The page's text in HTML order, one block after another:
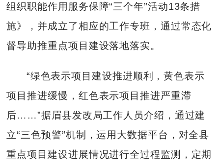
组织职能作用服务保障“三个年”活动13条措
施》，并成立了相应的工作专班，通过常态化
督导助推重点项目建设落地落实。
“绿色表示项目建设推进顺利，黄色表示
项目推进缓慢，红色表示项目推进严重滞
后……”据眉县发改局工作人员介绍，通过建
立“三色预警”机制，运用大数据平台，对全县
重点项目建设进展情况进行全过程监测，定期